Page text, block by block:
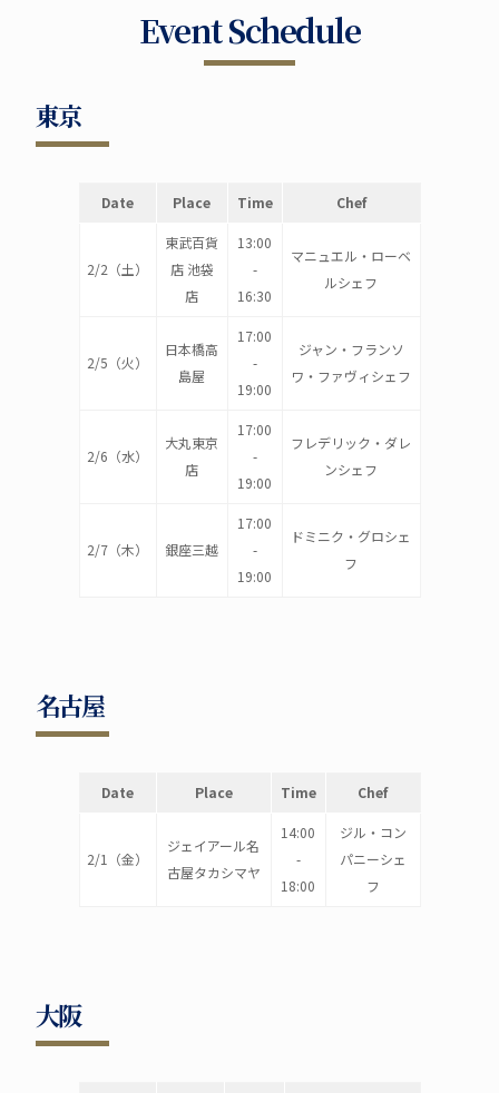
Event Schedule
東京
Date Place Time Chef
2/2（土）
東武百貨
店 池袋
店
13:00
-
16:30
マニュエル・ローベ
ルシェフ
2/5（火）
日本橋高
島屋
17:00
-
19:00
ジャン・フランソ
ワ・ファヴィシェフ
2/6（水）
大丸東京
店
17:00
-
19:00
フレデリック・ダレ
ンシェフ
2/7（木） 銀座三越
17:00
-
19:00
ドミニク・グロシェ
フ
名古屋
Date Place Time Chef
2/1（金）
ジェイアール名
古屋タカシマヤ
14:00
-
18:00
ジル・コン
パニーシェ
フ
大阪